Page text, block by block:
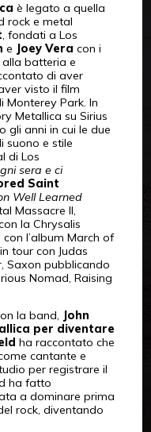
è legato a quella
rock e metal
, fondati a Los
e Joey Vera con i
alla batteria e
di aver
visto il film
Monterey Park. In
Metallica su Sirius
gli anni in cui le due
suono e stile
di Los
sera e ci
Saint
Well Learned
Massacre II,
la Chrysalis
l’album March of
tour con Judas
Saxon pubblicando
Nomad, Raising
la band, John
per diventare
ha raccontato che
cantante e
per registrare il
ha fatto
a dominare prima
rock, diventando